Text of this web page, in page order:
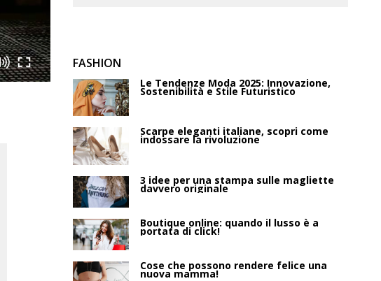
FASHION
Le Tendenze Moda 2025: Innovazione,
Sostenibilità e Stile Futuristico
Scarpe eleganti italiane, scopri come
indossare la rivoluzione
3 idee per una stampa sulle magliette
davvero originale
Boutique online: quando il lusso è a
portata di click!
Cose che possono rendere felice una
nuova mamma!